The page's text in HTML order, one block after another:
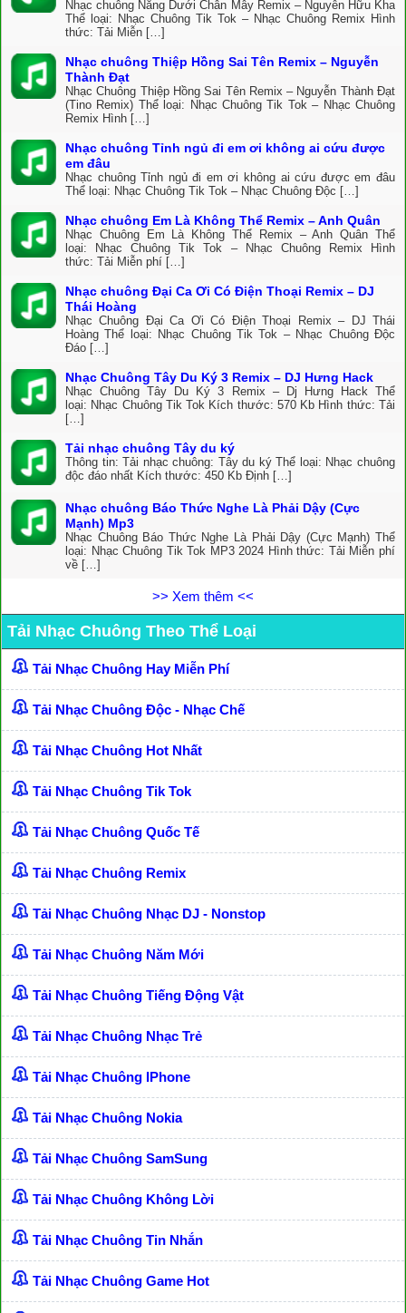
Nhạc chuông Nắng Dưới Chân Mây Remix – Nguyễn Hữu Kha
Thể loại: Nhạc Chuông Tik Tok – Nhạc Chuông Remix Hình
thức: Tải Miễn […]
Nhạc chuông Thiệp Hồng Sai Tên Remix – Nguyễn
Thành Đạt
Nhạc Chuông Thiệp Hồng Sai Tên Remix – Nguyễn Thành Đạt
(Tino Remix) Thể loại: Nhạc Chuông Tik Tok – Nhạc Chuông
Remix Hình […]
Nhạc chuông Tỉnh ngủ đi em ơi không ai cứu được
em đâu
Nhạc chuông Tỉnh ngủ đi em ơi không ai cứu được em đâu
Thể loại: Nhạc Chuông Tik Tok – Nhạc Chuông Độc […]
Nhạc chuông Em Là Không Thể Remix – Anh Quân
Nhạc Chuông Em Là Không Thể Remix – Anh Quân Thể
loại: Nhạc Chuông Tik Tok – Nhạc Chuông Remix Hình
thức: Tải Miễn phí […]
Nhạc chuông Đại Ca Ơi Có Điện Thoại Remix – DJ
Thái Hoàng
Nhạc Chuông Đại Ca Ơi Có Điện Thoại Remix – DJ Thái
Hoàng Thể loại: Nhạc Chuông Tik Tok – Nhạc Chuông Độc
Đáo […]
Nhạc Chuông Tây Du Ký 3 Remix – DJ Hưng Hack
Nhạc Chuông Tây Du Ký 3 Remix – Dj Hưng Hack Thể
loại: Nhạc Chuông Tik Tok Kích thước: 570 Kb Hình thức: Tải
[…]
Tải nhạc chuông Tây du ký
Thông tin: Tải nhạc chuông: Tây du ký Thể loại: Nhạc chuông
độc đáo nhất Kích thước: 450 Kb Định […]
Nhạc chuông Báo Thức Nghe Là Phải Dậy (Cực
Mạnh) Mp3
Nhạc Chuông Báo Thức Nghe Là Phải Dậy (Cực Mạnh) Thể
loại: Nhạc Chuông Tik Tok MP3 2024 Hình thức: Tải Miễn phí
về […]
>> Xem thêm <<
Tải Nhạc Chuông Theo Thể Loại
Tải Nhạc Chuông Hay Miễn Phí
Tải Nhạc Chuông Độc - Nhạc Chế
Tải Nhạc Chuông Hot Nhất
Tải Nhạc Chuông Tik Tok
Tải Nhạc Chuông Quốc Tế
Tải Nhạc Chuông Remix
Tải Nhạc Chuông Nhạc DJ - Nonstop
Tải Nhạc Chuông Năm Mới
Tải Nhạc Chuông Tiếng Động Vật
Tải Nhạc Chuông Nhạc Trẻ
Tải Nhạc Chuông IPhone
Tải Nhạc Chuông Nokia
Tải Nhạc Chuông SamSung
Tải Nhạc Chuông Không Lời
Tải Nhạc Chuông Tin Nhắn
Tải Nhạc Chuông Game Hot